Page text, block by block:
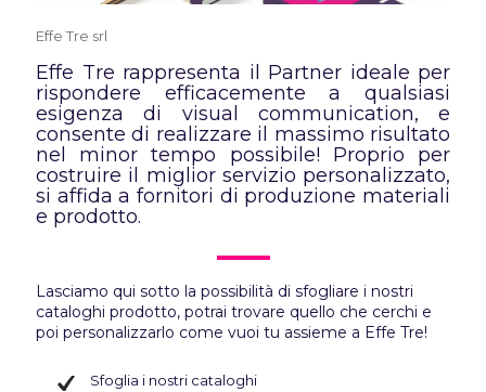
Effe Tre srl
Effe Tre rappresenta il Partner ideale per
rispondere efficacemente a qualsiasi
esigenza di visual communication, e
consente di realizzare il massimo risultato
nel minor tempo possibile! Proprio per
costruire il miglior servizio personalizzato,
si affida a fornitori di produzione materiali
e prodotto.
Lasciamo qui sotto la possibilità di sfogliare i nostri
cataloghi prodotto, potrai trovare quello che cerchi e
poi personalizzarlo come vuoi tu assieme a Effe Tre!
Sfoglia i nostri cataloghi